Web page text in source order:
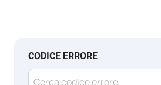
CODICE ERRORE